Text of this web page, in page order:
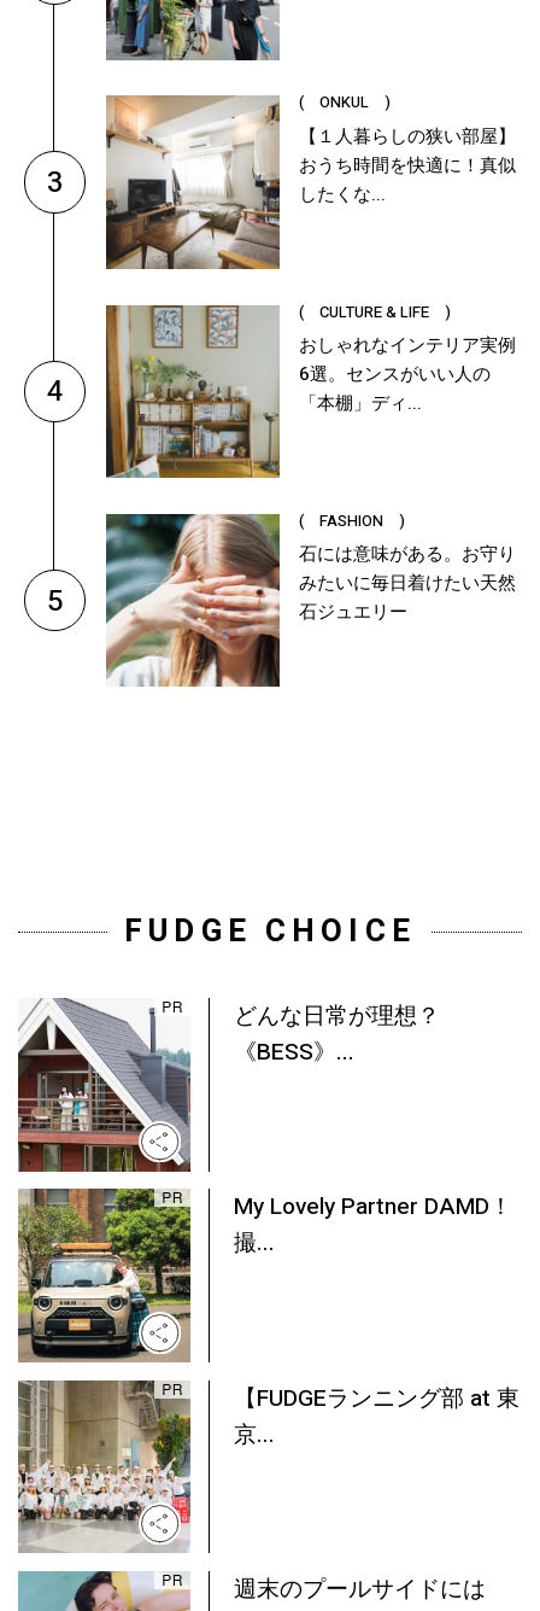
3
( ONKUL )
【１人暮らしの狭い部屋】
おうち時間を快適に！真似
したくな...
4
( CULTURE & LIFE )
おしゃれなインテリア実例
6選。センスがいい人の
「本棚」ディ...
5
( FASHION )
石には意味がある。お守り
みたいに毎日着けたい天然
石ジュエリー
FUDGE CHOICE
どんな日常が理想？
《BESS》...
My Lovely Partner DAMD！
撮...
【FUDGEランニング部 at 東
京...
週末のプールサイドには